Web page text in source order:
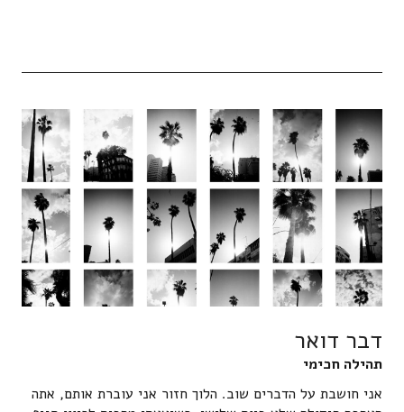
דבר דואר
תהילה חכימי
אני חושבת על הדברים שוב. הלוך חזור אני עוברת אותם, אתה